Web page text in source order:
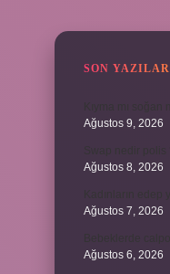
SON YAZILAR
Ağustos 9, 2026
Ağustos 8, 2026
Ağustos 7, 2026
Ağustos 6, 2026